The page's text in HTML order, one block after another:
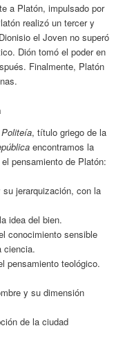
a Platón, impulsado por
realizó un tercer y
el Joven no superó
Dión tomó el poder en
Finalmente, Platón
Politeía, título griego de la
encontramos la
pensamiento de Platón:
jerarquización, con la
idea del bien.
conocimiento sensible
ciencia.
pensamiento teológico.
y su dimensión
de la ciudad